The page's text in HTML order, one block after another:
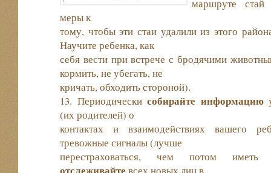
маршруте стай
меры к
тому, чтобы эти стаи удалили из этого
Научите ребенка, как
себя вести при встрече с бродячими
кормить, не убегать, не
кричать, обходить стороной).
13. Периодически собирайте информацию
(их родителей) о
контактах и взаимодействиях вашего
тревожные сигналы (лучше
перестраховаться, чем потом иметь
всех новых лиц в